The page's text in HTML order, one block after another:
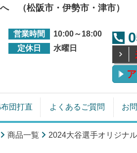
（松阪市・伊勢市・津市）
営業時間
10:00～18:00
定休日
水曜日
団打直 よくあるご質問 お
商品一覧 2024大谷選手オリジナ